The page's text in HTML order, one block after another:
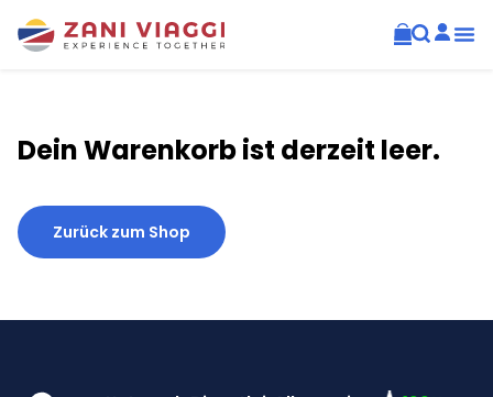
Dein Warenkorb ist derzeit leer.
Zurück zum Shop